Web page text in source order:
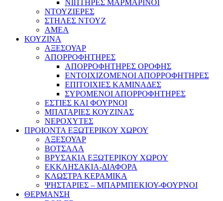
ΝΙΠΤΗΡΕΣ ΜΑΡΜΑΡΙΝΟΙ
ΝΤΟΥΖΙΕΡΕΣ
ΣΤΗΛΕΣ ΝΤΟΥΖ
ΑΜΕΑ
ΚΟΥΖΙΝΑ
ΑΞΕΣΟΥΑΡ
ΑΠΟΡΡΟΦΗΤΗΡΕΣ
ΑΠΟΡΡΟΦΗΤΗΡΕΣ ΟΡΟΦΗΣ
ΕΝΤΟΙΧΙΖΟΜΕΝΟΙ ΑΠΟΡΡΟΦΗΤΗΡΕΣ
ΕΠΙΤΟΙΧΙΕΣ ΚΑΜΙΝΑΔΕΣ
ΣΥΡΟΜΕΝΟΙ ΑΠΟΡΡΟΦΗΤΗΡΕΣ
ΕΣΤΙΕΣ ΚΑΙ ΦΟΥΡΝΟΙ
ΜΠΑΤΑΡΙΕΣ ΚΟΥΖΙΝΑΣ
ΝΕΡΟΧΥΤΕΣ
ΠΡΟΙΟΝΤΑ ΕΞΩΤΕΡΙΚΟΥ ΧΩΡΟΥ
ΑΞΕΣΟΥΑΡ
ΒΟΤΣΑΛΑ
ΒΡΥΣΑΚΙΑ ΕΞΩΤΕΡΙΚΟΥ ΧΩΡΟΥ
ΕΚΚΛΗΣΑΚΙΑ-ΔΙΑΦΟΡΑ
ΚΛΩΣΤΡΑ ΚΕΡΑΜΙΚΑ
ΨΗΣΤΑΡΙΕΣ – ΜΠΑΡΜΠΕΚΙΟΥ-ΦΟΥΡΝΟΙ
ΘΕΡΜΑΝΣΗ